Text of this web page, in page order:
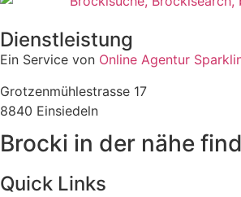
Dienstleistung
Ein Service von Online Agentur
Grotzenmühlestrasse 17
8840 Einsiedeln
Brocki in der nähe
Quick Links